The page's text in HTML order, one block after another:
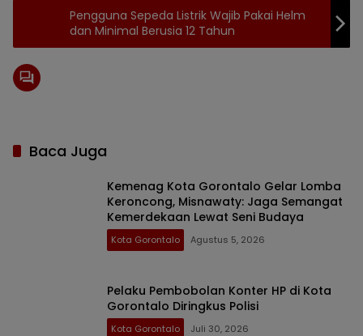
Pengguna Sepeda Listrik Wajib Pakai Helm
dan Minimal Berusia 12 Tahun
Baca Juga
Kemenag Kota Gorontalo Gelar Lomba
Keroncong, Misnawaty: Jaga Semangat
Kemerdekaan Lewat Seni Budaya
Kota Gorontalo Agustus 5, 2026
Pelaku Pembobolan Konter HP di Kota
Gorontalo Diringkus Polisi
Kota Gorontalo Juli 30, 2026